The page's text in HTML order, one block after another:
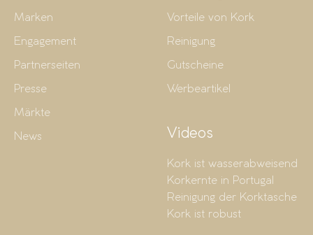
Marken
Engagement
Partnerseiten
Presse
Märkte
News
Vorteile von Kork
Reinigung
Gutscheine
Werbeartikel
Videos
Kork ist wasserabweisend
Korkernte in Portugal
Reinigung der Korktasche
Kork ist robust